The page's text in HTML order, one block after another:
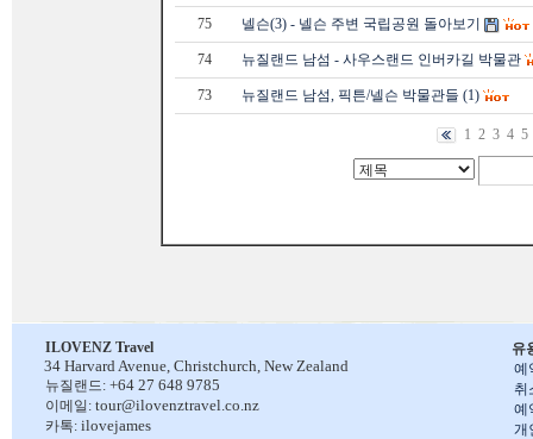
75 넬슨(3) - 넬슨 주변 국립공원 돌아보기
74 뉴질랜드 남섬 - 사우스랜드 인버카길 박물관
73 뉴질랜드 남섬, 픽튼/넬슨 박물관들 (1)
1 2 3 4 5
유
예
취
예
개
ILOVENZ Travel
34 Harvard Avenue, Christchurch, New Zealand
뉴질랜드: +64 27 648 9785
이메일: tour@ilovenztravel.co.nz
카톡: ilovejames